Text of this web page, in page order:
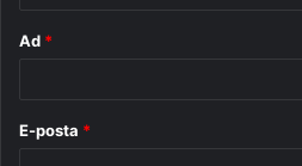
Ad *
E-posta *